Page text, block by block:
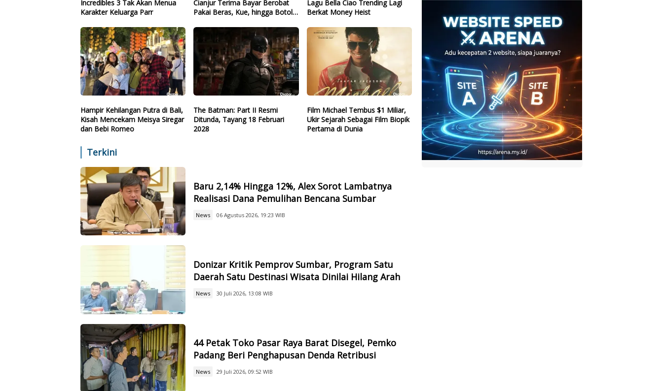
Incredibles 3 Tak Akan Menua
Karakter Keluarga Parr
Cianjur Terima Bayar Berobat
Pakai Beras, Kue, hingga Botol
Lagu Bella Ciao Trending Lagi
Berkat Money Heist
Hampir Kehilangan Putra di Bali,
Kisah Mencekam Meisya Siregar
dan Bebi Romeo
The Batman: Part II Resmi
Ditunda, Tayang 18 Februari
2028
Film Michael Tembus $1 Miliar,
Ukir Sejarah Sebagai Film Biopik
Pertama di Dunia
Terkini
Baru 2,14% Hingga 12%, Alex Sorot Lambatnya
Realisasi Dana Pemulihan Bencana Sumbar
News 06 Agustus 2026, 19:23 WIB
Donizar Kritik Pemprov Sumbar, Program Satu
Daerah Satu Destinasi Wisata Dinilai Hilang Arah
News 30 Juli 2026, 13:08 WIB
44 Petak Toko Pasar Raya Barat Disegel, Pemko
Padang Beri Penghapusan Denda Retribusi
News 29 Juli 2026, 09:52 WIB